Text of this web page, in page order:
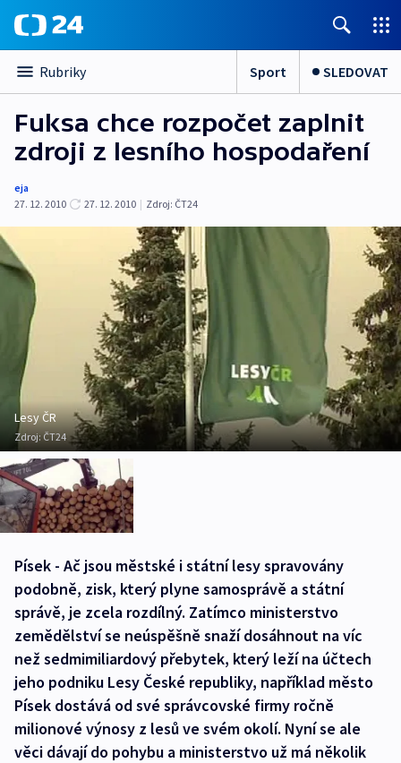
Rubriky Sport SLEDOVAT
Fuksa chce rozpočet zaplnit
zdroji z lesního hospodaření
eja
27. 12. 2010
27. 12. 2010 | Zdroj: ČT24
Lesy ČR
Zdroj:ČT24
Písek - Ač jsou městské i státní lesy spravovány
podobně, zisk, který plyne samosprávě a státní
správě, je zcela rozdílný. Zatímco ministerstvo
zemědělství se neúspěšně snaží dosáhnout na víc
než sedmimiliardový přebytek, který leží na účtech
jeho podniku Lesy České republiky, například město
Písek dostává od své správcovské firmy ročně
milionové výnosy z lesů ve svém okolí. Nyní se ale
věci dávají do pohybu a ministerstvo už má několik